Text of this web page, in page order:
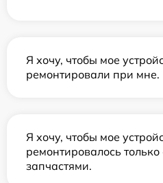
Я хочу, чтобы мое
ремонтировали при мне.
Я хочу, чтобы мое
ремонтировалось
запчастями.